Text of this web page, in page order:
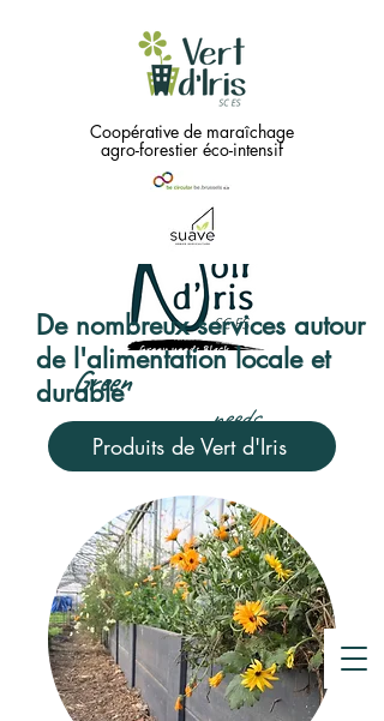
Coopérative de maraîchage
agro-forestier éco-intensif
Green
needs...
Black !!
Coopérative
de compostage
Crowdfunding
De nombreux services autour
de l'alimentation locale et
durable
Produits de Vert d'Iris